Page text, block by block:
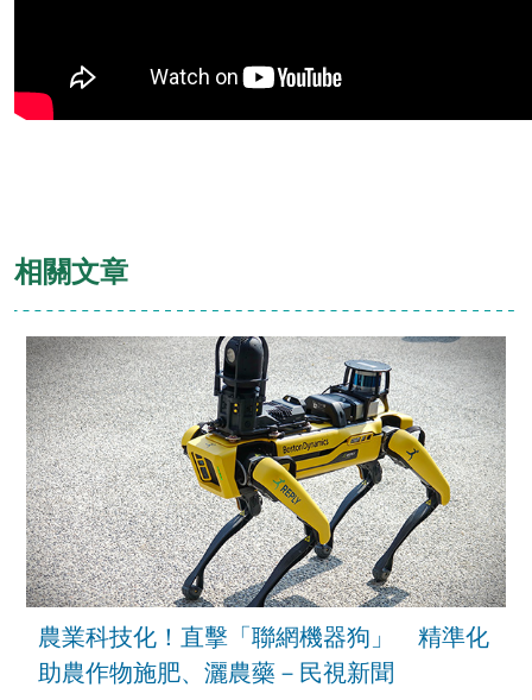
相關文章
農業科技化！直擊「聯網機器狗」 精準化
助農作物施肥、灑農藥－民視新聞